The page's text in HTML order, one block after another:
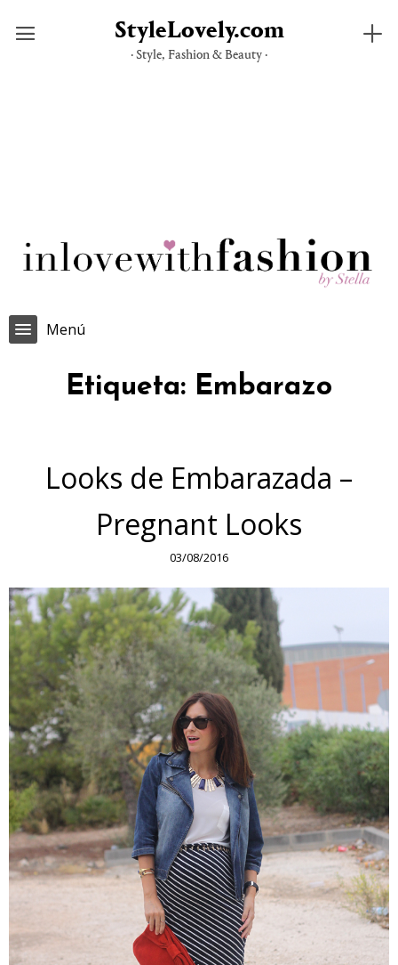
StyleLovely.com
· Style, Fashion & Beauty ·
Menú
Etiqueta: Embarazo
Looks de Embarazada –
Pregnant Looks
03/08/2016